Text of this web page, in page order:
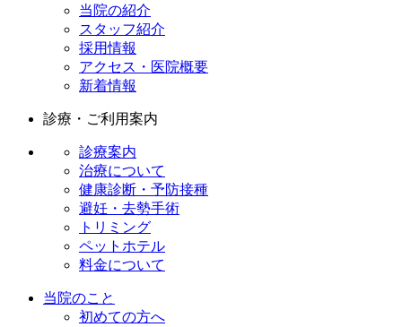
当院の紹介
スタッフ紹介
採用情報
アクセス・医院概要
新着情報
診療・ご利用案内
診療案内
治療について
健康診断・予防接種
避妊・去勢手術
トリミング
ペットホテル
料金について
当院のこと
初めての方へ